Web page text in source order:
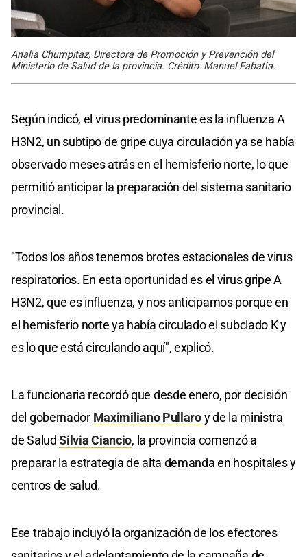
Analía Chumpitaz, Directora de Promoción y Prevención del
Ministerio de Salud de la provincia. Crédito: Manuel Fabatía.
Según indicó, el virus predominante es la influenza A
H3N2, un subtipo de gripe cuya circulación ya se había
observado meses atrás en el hemisferio norte, lo que
permitió anticipar la preparación del sistema sanitario
provincial.
"Todos los años tenemos brotes estacionales de virus
respiratorios. En esta oportunidad es el virus gripe A
H3N2, que es influenza, y nos anticipamos porque en
el hemisferio norte ya había circulado el subclado K y
es lo que está circulando aquí", explicó.
La funcionaria recordó que desde enero, por decisión
del gobernador Maximiliano Pullaroy de la ministra
de SaludSilvia Ciancio, la provincia comenzó a
preparar la estrategia de alta demanda en hospitales y
centros de salud.
Ese trabajo incluyó la organización de los efectores